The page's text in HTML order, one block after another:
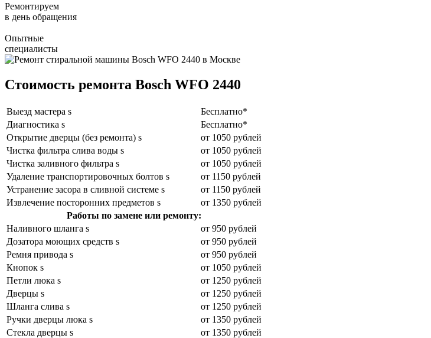
Ремонтируем
в день обращения
Опытные
специалисты
Стоимость ремонта Bosch WFO 2440
Выезд мастера s
Бесплатно*
Диагностика s
Бесплатно*
Открытие дверцы (без ремонта) s
от 1050 рублей
Чистка фильтра слива воды s
от 1050 рублей
Чистка заливного фильтра s
от 1050 рублей
Удаление транспортировочных болтов s
от 1150 рублей
Устранение засора в сливной системе s
от 1150 рублей
Извлечение посторонних предметов s
от 1350 рублей
Работы по замене или ремонту:
Наливного шланга s
от 950 рублей
Дозатора моющих средств s
от 950 рублей
Ремня привода s
от 950 рублей
Кнопок s
от 1050 рублей
Петли люка s
от 1250 рублей
Дверцы s
от 1250 рублей
Шланга слива s
от 1250 рублей
Ручки дверцы люка s
от 1350 рублей
Стекла дверцы s
от 1350 рублей